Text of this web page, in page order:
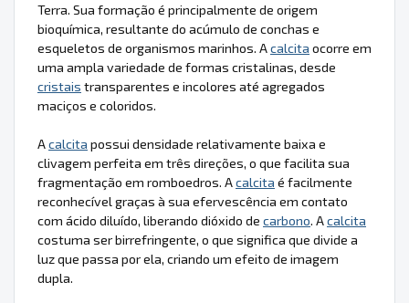
Terra. Sua formação é principalmente de origem
bioquímica, resultante do acúmulo de conchas e
esqueletos de organismos marinhos. Acalcita ocorre em
uma ampla variedade de formas cristalinas, desde
cristais transparentes e incolores até agregados
maciços e coloridos.
Acalcita possui densidade relativamente baixa e
clivagem perfeita em três direções, o que facilita sua
fragmentação em romboedros. Acalcita é facilmente
reconhecível graças à sua efervescência em contato
com ácido diluído, liberando dióxido de carbono. Acalcita
costuma ser birrefringente, o que significa que divide a
luz que passa por ela, criando um efeito de imagem
dupla.